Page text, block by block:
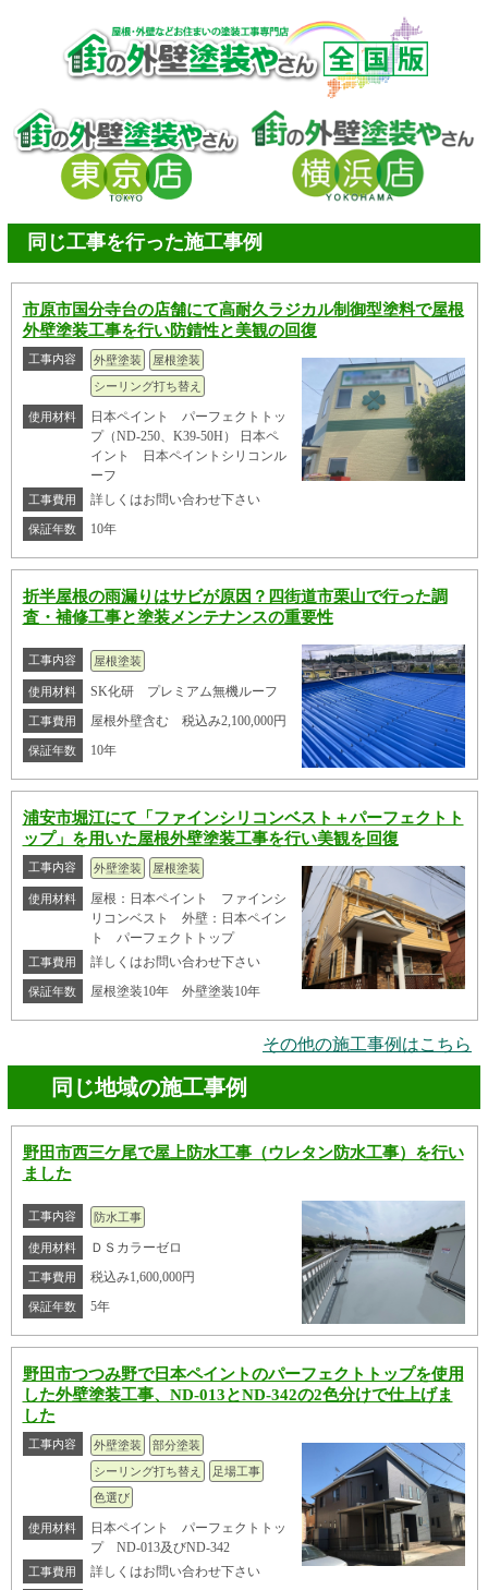
同じ工事を行った施工事例
市原市国分寺台の店舗にて高耐久ラジカル制御型塗料で屋根
外壁塗装工事を行い防錆性と美観の回復
工事内容 外壁塗装
屋根塗装
シーリング打ち替え
使用材料
日本ペイント パーフェクトトッ
プ（ND-250、K39-50H） 日本ペ
イント 日本ペイントシリコンル
ーフ
工事費用 詳しくはお問い合わせ下さい
保証年数 10年
折半屋根の雨漏りはサビが原因？四街道市栗山で行った調
査・補修工事と塗装メンテナンスの重要性
工事内容 屋根塗装
使用材料 SK化研 プレミアム無機ルーフ
工事費用 屋根外壁含む 税込み2,100,000円
保証年数 10年
浦安市堀江にて「ファインシリコンベスト＋パーフェクトト
ップ」を用いた屋根外壁塗装工事を行い美観を回復
工事内容 外壁塗装 屋根塗装
使用材料
屋根：日本ペイント ファインシ
リコンベスト 外壁：日本ペイン
ト パーフェクトトップ
工事費用 詳しくはお問い合わせ下さい
保証年数 屋根塗装10年 外壁塗装10年
その他の施工事例はこちら
同じ地域の施工事例
野田市西三ケ尾で屋上防水工事（ウレタン防水工事）を行い
ました
工事内容 防水工事
使用材料 ＤＳカラーゼロ
工事費用 税込み1,600,000円
保証年数 5年
野田市つつみ野で日本ペイントのパーフェクトトップを使用
した外壁塗装工事、ND-013とND-342の2色分けで仕上げま
した
工事内容 外壁塗装
部分塗装
シーリング打ち替え
足場工事
色選び
使用材料
日本ペイント パーフェクトトッ
プ ND-013及びND-342
工事費用 詳しくはお問い合わせ下さい